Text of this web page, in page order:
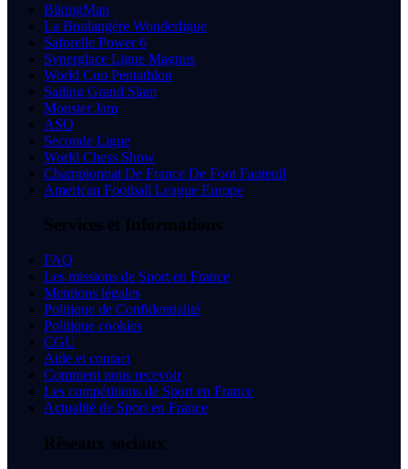
BikingMan
La Boulangère Wonderligue
Saforelle Power 6
Synerglace Ligue Magnus
World Cup Pentathlon
Sailing Grand Slam
Monster Jam
ASO
Seconde Ligue
World Chess Show
Championnat De France De Foot Fauteuil
American Football League Europe
Services et Informations
FAQ
Les missions de Sport en France
Mentions légales
Politique de Confidentialité
Politique cookies
CGU
Aide et contact
Comment nous recevoir
Les compétitions de Sport en France
Actualité de Sport en France
Réseaux sociaux